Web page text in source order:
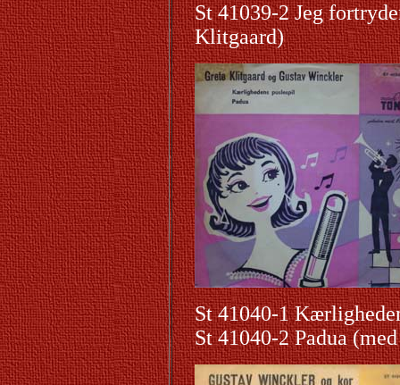
St 41039-2 Jeg
Klitgaard)
St 41040-1
St 41040-2 Padua